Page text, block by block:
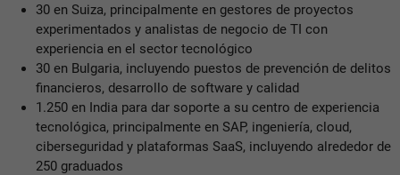
30 en Suiza, principalmente en gestores de proyectos
experimentados y analistas de negocio de TI con
experiencia en el sector tecnológico
30 en Bulgaria, incluyendo puestos de prevención de delitos
financieros, desarrollo de software y calidad
1.250 en India para dar soporte a su centro de experiencia
tecnológica, principalmente en SAP, ingeniería, cloud,
ciberseguridad y plataformas SaaS, incluyendo alrededor de
250 graduados